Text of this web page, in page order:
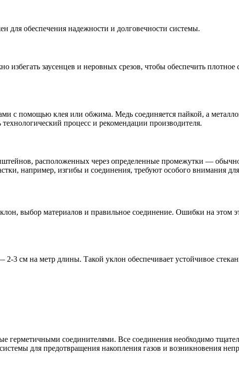
для обеспечения надежности и долговечности системы.
заусенцев и неровных срезов, чтобы обеспечить
с помощью клея или обжима. Медь соединяется пайкой, а
процесс и рекомендации производителя.
расположенных через определенные промежутки — обычно
например, изгибы и соединения, требуют особого внимания
выбор материалов и правильное соединение. Ошибки на этом
см на метр длины. Такой уклон обеспечивает устойчивое
соединителями. Все соединения необходимо
для предотвращения накопления газов и возникновения